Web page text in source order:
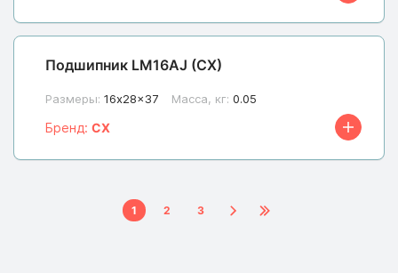
Подшипник LM16AJ (CX)
Размеры: 16x28x37 Масса, кг: 0.05
Бренд: CX
1 2 3